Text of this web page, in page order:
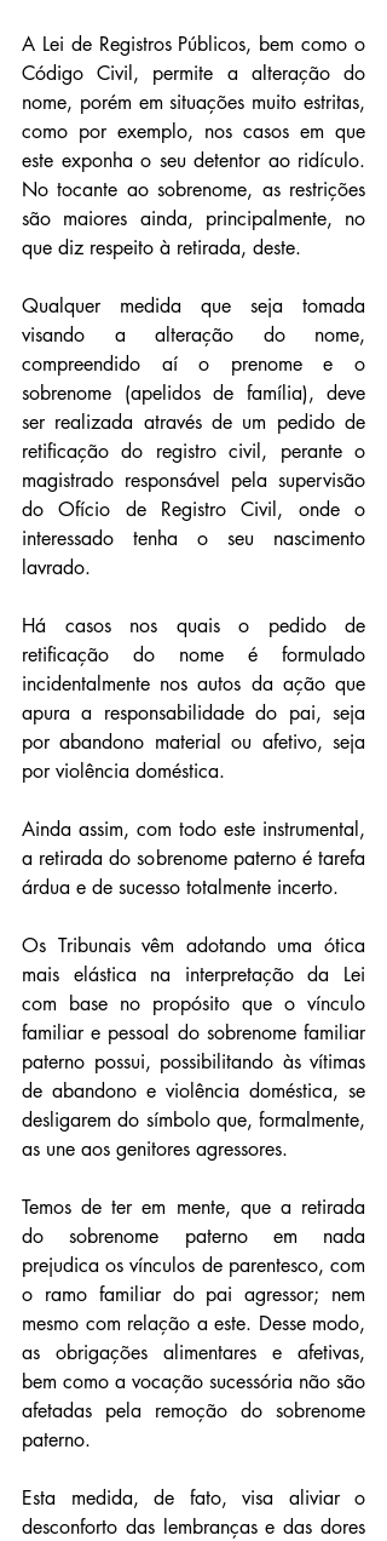
A Lei de Registros Públicos, bem como o
Código Civil, permite a alteração do
nome, porém em situações muito estritas,
como por exemplo, nos casos em que
este exponha o seu detentor ao ridículo.
No tocante ao sobrenome, as restrições
são maiores ainda, principalmente, no
que diz respeito à retirada, deste.
Qualquer medida que seja tomada
visando a alteração do nome,
compreendido aí o prenome e o
sobrenome (apelidos de família), deve
ser realizada através de um pedido de
retificação do registro civil, perante o
magistrado responsável pela supervisão
do Ofício de Registro Civil, onde o
interessado tenha o seu nascimento
lavrado.
Há casos nos quais o pedido de
retificação do nome é formulado
incidentalmente nos autos da ação que
apura a responsabilidade do pai, seja
por abandono material ou afetivo, seja
por violência doméstica.
Ainda assim, com todo este instrumental,
a retirada do sobrenome paterno é tarefa
árdua e de sucesso totalmente incerto.
Os Tribunais vêm adotando uma ótica
mais elástica na interpretação da Lei
com base no propósito que o vínculo
familiar e pessoal do sobrenome familiar
paterno possui, possibilitando às vítimas
de abandono e violência doméstica, se
desligarem do símbolo que, formalmente,
as une aos genitores agressores.
Temos de ter em mente, que a retirada
do sobrenome paterno em nada
prejudica os vínculos de parentesco, com
o ramo familiar do pai agressor; nem
mesmo com relação a este. Desse modo,
as obrigações alimentares e afetivas,
bem como a vocação sucessória não são
afetadas pela remoção do sobrenome
paterno.
Esta medida, de fato, visa aliviar o
desconforto das lembranças e das dores